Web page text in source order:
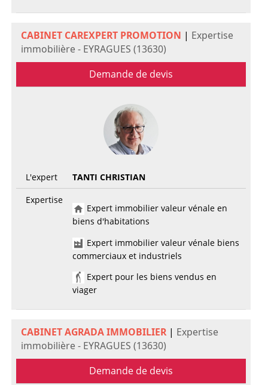
CABINET CAREXPERT PROMOTION | Expertise
immobilière - EYRAGUES (13630)
Demande de devis
L'expert
TANTI CHRISTIAN
Expertise
Expert immobilier valeur vénale en
biens d'habitations
Expert immobilier valeur vénale biens
commerciaux et industriels
Expert pour les biens vendus en
viager
CABINET AGRADA IMMOBILIER| Expertise
immobilière - EYRAGUES (13630)
Demande de devis